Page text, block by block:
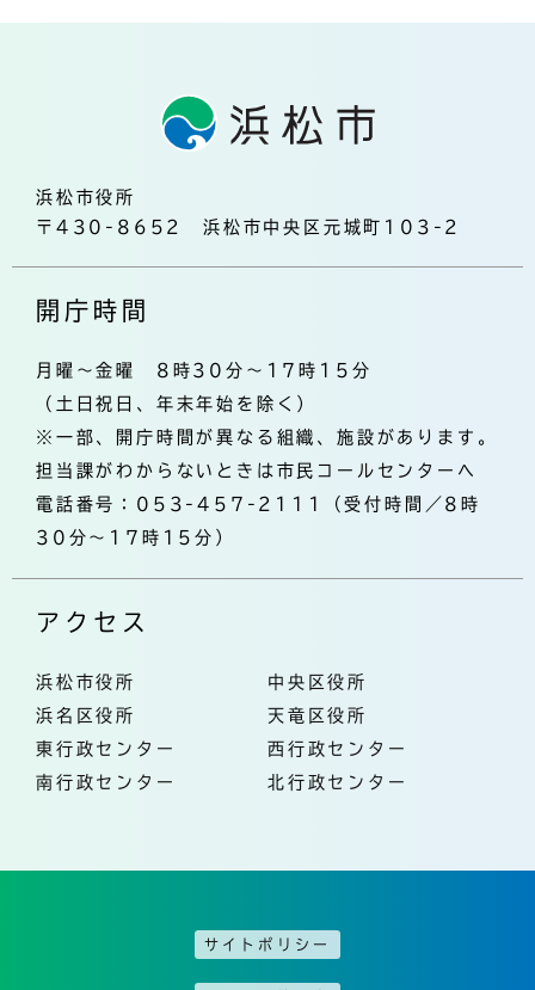
浜松市役所
〒430-8652 浜松市中央区元城町103-2
開庁時間
月曜～金曜 8時30分～17時15分
（土日祝日、年末年始を除く）
※一部、開庁時間が異なる組織、施設があります。
担当課がわからないときは市民コールセンターへ
電話番号：053-457-2111（受付時間／8時
30分～17時15分）
アクセス
浜松市役所
中央区役所
浜名区役所
天竜区役所
東行政センター
西行政センター
南行政センター
北行政センター
サイトポリシー